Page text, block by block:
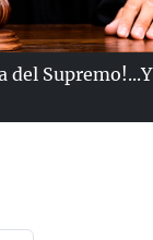
del Supremo!...Y